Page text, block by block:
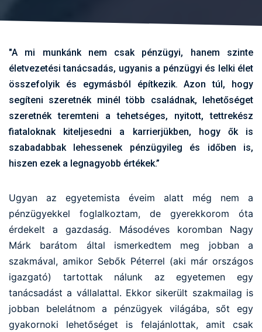
"A mi munkánk nem csak pénzügyi, hanem szinte
életvezetési tanácsadás, ugyanis a pénzügyi és lelki élet
összefolyik és egymásból építkezik. Azon túl, hogy
segíteni szeretnék minél több családnak, lehetőséget
szeretnék teremteni a tehetséges, nyitott, tettrekész
fiataloknak kiteljesedni a karrierjükben, hogy ők is
szabadabbak lehessenek pénzügyileg és időben is,
hiszen ezek a legnagyobb értékek.”
Ugyan az egyetemista éveim alatt még nem a
pénzügyekkel foglalkoztam, de gyerekkorom óta
érdekelt a gazdaság. Másodéves koromban Nagy
Márk barátom által ismerkedtem meg jobban a
szakmával, amikor Sebők Péterrel (aki már országos
igazgató) tartottak nálunk az egyetemen egy
tanácsadást a vállalattal. Ekkor sikerült szakmailag is
jobban belelátnom a pénzügyek világába, sőt egy
gyakornoki lehetőséget is felajánlottak, amit csak